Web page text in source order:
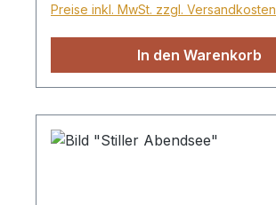
Preise inkl. MwSt. zzgl. Versandkosten
In den Warenkorb